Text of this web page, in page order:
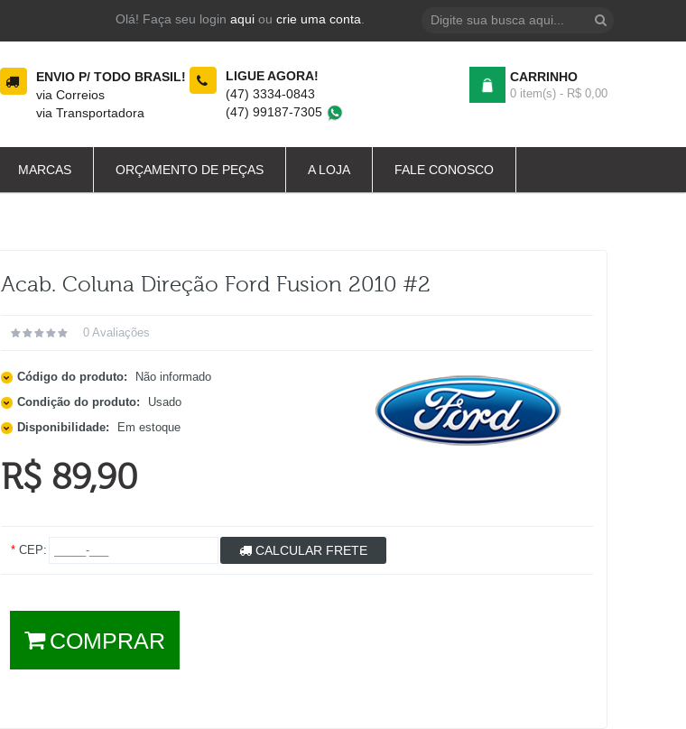
Olá! Faça seu login aquiou crie uma conta
ENVIO P/ TODO BRASIL!
via Correios
via Transportadora
LIGUE AGORA!
(47) 3334-0843
(47) 99187-7305
CARRINHO
0 item(s) - R$ 0,00
MARCAS ORÇAMENTO DE PEÇAS A LOJA FALE CONOSCO
Acab. Coluna Direção Ford Fusion 2010 #2
0 Avaliações
Código do produto:
Não informado
Condição do produto:
Usado
Disponibilidade:
Em estoque
R$ 89,90
*CEP: CALCULAR FRETE
COMPRAR